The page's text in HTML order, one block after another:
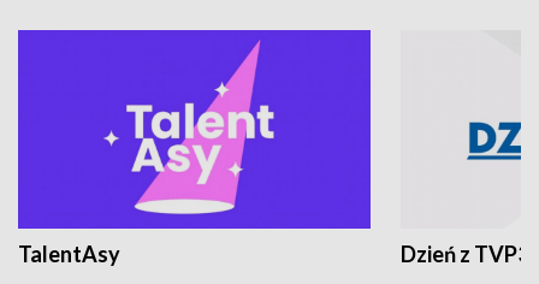
TalentAsy Dzień z TVP3